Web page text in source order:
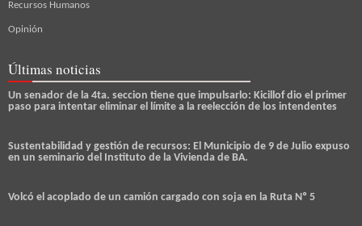
Recursos Humanos
Opinión
Últimas noticias
Un senador de la 4ta. seccion tiene que impulsarlo: Kicillof dio el primer
paso para intentar eliminar el límite a la reelección de los intendentes
Sustentabilidad y gestión de recursos: El Municipio de 9 de Julio expuso
en un seminario del Instituto de la Vivienda de BA.
Volcó el acoplado de un camión cargado con soja en la Ruta Nº 5